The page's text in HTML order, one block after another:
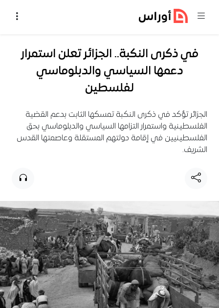
في ذكرى النكبة.. الجزائر تعلن استمرار
دعمها السياسي والدبلوماسي
لفلسطين
الجزائر تؤكد في ذكرى النكبة تمسكها الثابت بدعم القضية
الفلسطينية واستمرار التزامها السياسي والدبلوماسي بحق
الفلسطينيين في إقامة دولتهم المستقلة وعاصمتها القدس
الشريف.